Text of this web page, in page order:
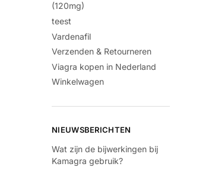
(120mg)
teest
Vardenafil
Verzenden & Retourneren
Viagra kopen in Nederland
Winkelwagen
NIEUWSBERICHTEN
Wat zijn de bijwerkingen bij
Kamagra gebruik?